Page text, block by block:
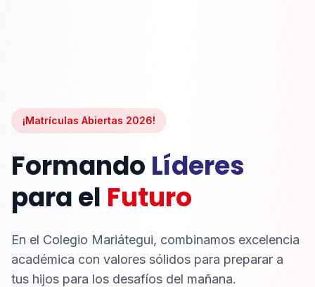
¡Matrículas Abiertas 2026!
Formando Líderes
para el Futuro
En el Colegio Mariátegui, combinamos excelencia
académica con valores sólidos para preparar a
tus hijos para los desafíos del mañana.